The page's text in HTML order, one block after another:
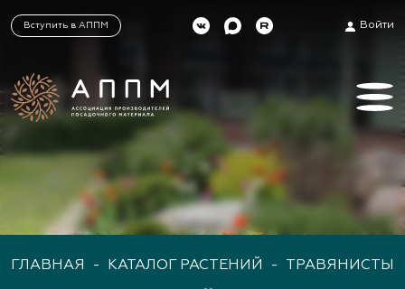
Вступить в АППМ Войти
ГЛАВНАЯ - КАТАЛОГ РАСТЕНИЙ -